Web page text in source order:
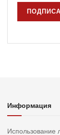
Информация
Использование